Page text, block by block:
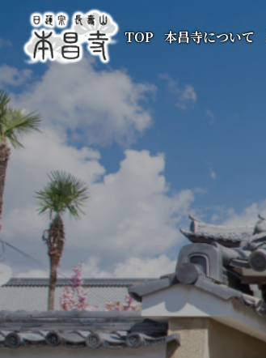
TOP 本昌寺について